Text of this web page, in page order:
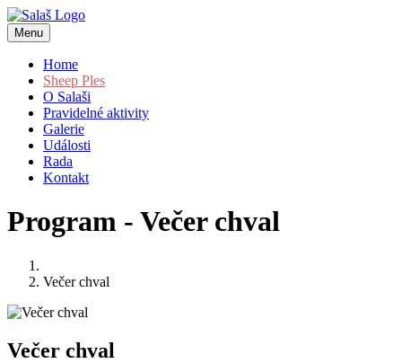
Menu
Home
Sheep Ples
O Salaši
Pravidelné aktivity
Galerie
Události
Rada
Kontakt
Program - Večer chval
Večer chval
Večer chval